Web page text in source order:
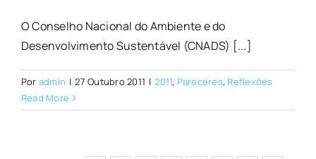
O Conselho Nacional do Ambiente e do
Desenvolvimento Sustentável (CNADS) [...]
Por admin | 27 Outubro 2011 | 2011, Pareceres, Reflexões
Read More